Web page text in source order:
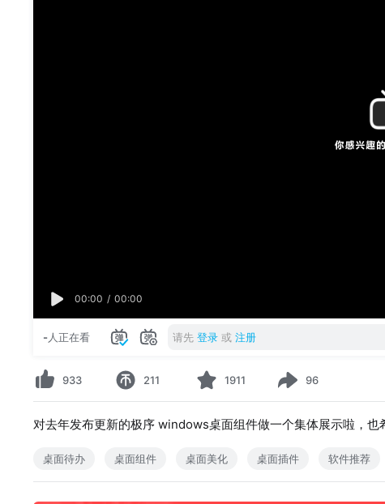
00:00 / 00:00
-人正在看 请先 登录 或 注册
933 211 1911 96
对去年发布更新的极序 windows桌面组件做一个集体展示啦，也
桌面待办 桌面组件 桌面美化 桌面插件 软件推荐